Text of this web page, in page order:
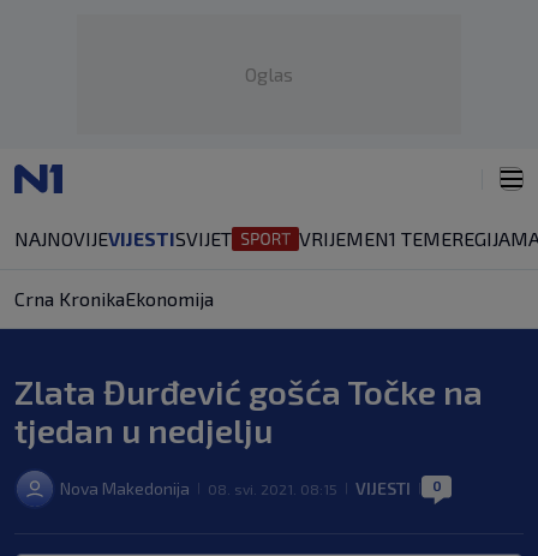
Oglas
NAJNOVIJEVIJESTISVIJET VRIJEMEN1 TEMEREGIJA
Crna KronikaEkonomija
Zlata Đurđević gošća Točke na
tjedan u nedjelju
Nova Makedonija 08. svi. 2021. 08:15 VIJESTI 0